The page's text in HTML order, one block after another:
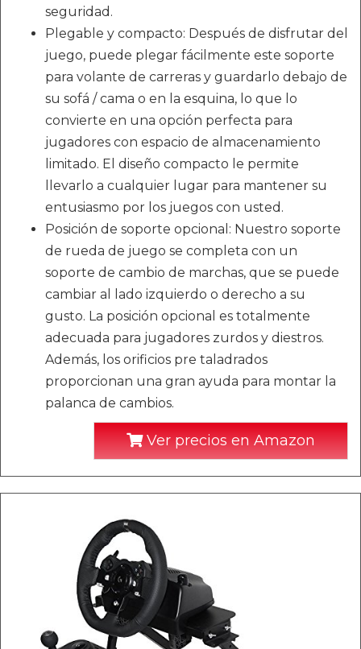
seguridad.
Plegable y compacto: Después de disfrutar del
juego, puede plegar fácilmente este soporte
para volante de carreras y guardarlo debajo de
su sofá / cama o en la esquina, lo que lo
convierte en una opción perfecta para
jugadores con espacio de almacenamiento
limitado. El diseño compacto le permite
llevarlo a cualquier lugar para mantener su
entusiasmo por los juegos con usted.
Posición de soporte opcional: Nuestro soporte
de rueda de juego se completa con un
soporte de cambio de marchas, que se puede
cambiar al lado izquierdo o derecho a su
gusto. La posición opcional es totalmente
adecuada para jugadores zurdos y diestros.
Además, los orificios pre taladrados
proporcionan una gran ayuda para montar la
palanca de cambios.
Ver precios en Amazon